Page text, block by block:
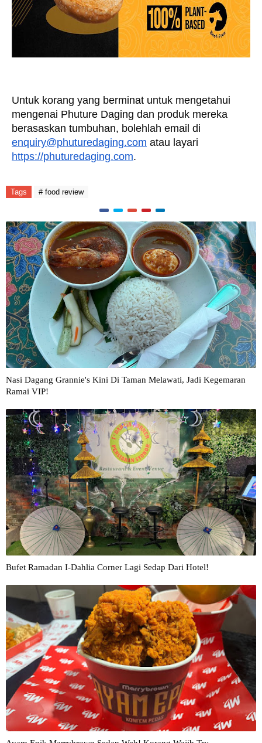
Untuk korang yang berminat untuk mengetahui
mengenai Phuture Daging dan produk mereka
enquiry@phuturedaging.com
https://phuturedaging.com.
Tags # food review
Nasi Dagang Grannie's Kini Di Taman Melawati, Jadi Kegemaran
Ramai VIP!
Bufet Ramadan I-Dahlia Corner Lagi Sedap Dari Hotel!